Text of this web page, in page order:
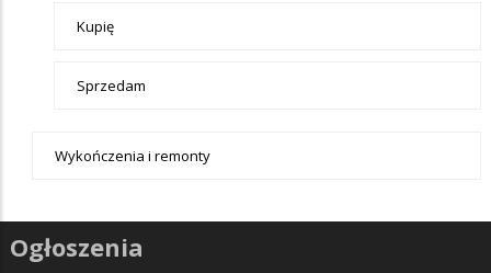
Kupię
Sprzedam
Wykończenia i remonty
Ogłoszenia